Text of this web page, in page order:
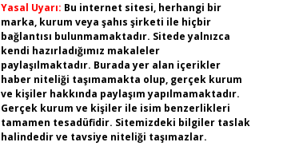
Yasal Uyarı: Bu internet sitesi, herhangi bir
marka, kurum veya şahıs şirketi ile hiçbir
bağlantısı bulunmamaktadır. Sitede yalnızca
kendi hazırladığımız makaleler
paylaşılmaktadır. Burada yer alan içerikler
haber niteliği taşımamakta olup, gerçek kurum
ve kişiler hakkında paylaşım yapılmamaktadır.
Gerçek kurum ve kişiler ile isim benzerlikleri
tamamen tesadüfidir. Sitemizdeki bilgiler taslak
halindedir ve tavsiye niteliği taşımazlar.